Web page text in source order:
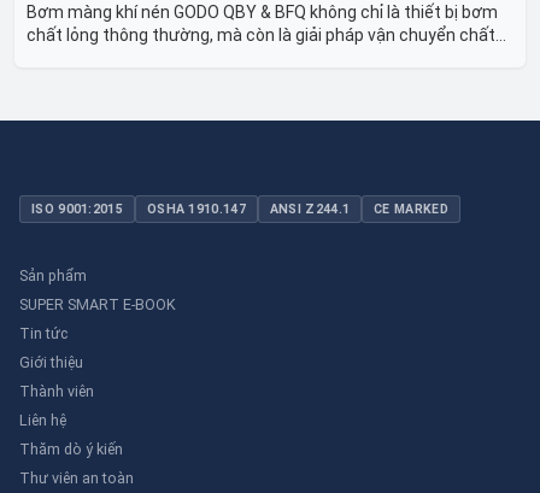
Bơm màng khí nén GODO QBY & BFQ không chỉ là thiết bị bơm
chất lỏng thông thường, mà còn là giải pháp vận chuyển chất
ISO 9001:2015 OSHA 1910.147 ANSI Z244.1 CE MARKED
Sản phẩm
SUPER SMART E-BOOK
Tin tức
Giới thiệu
Thành viên
Liên hệ
Thăm dò ý kiến
Thư viên an toàn